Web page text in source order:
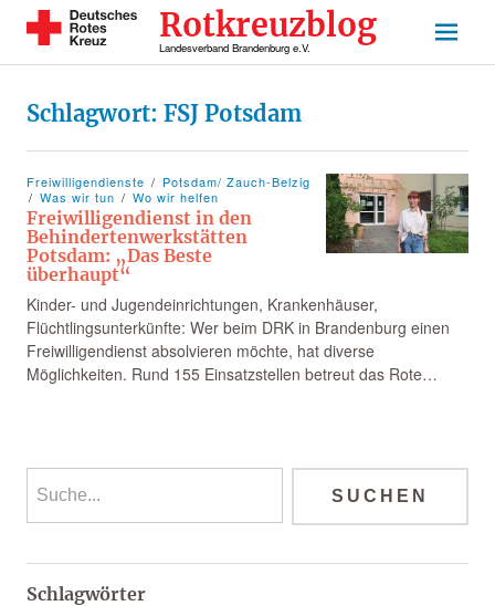
Rotkreuzblog
Landesverband Brandenburg e.V.
Schlagwort: FSJ Potsdam
Freiwilligendienste
Potsdam/ Zauch-Belzig
Was wir tun
Wo wir helfen
Freiwilligendienst in den
Behindertenwerkstätten
Potsdam: „Das Beste
überhaupt“
Kinder- und Jugendeinrichtungen, Krankenhäuser,
Flüchtlingsunterkünfte: Wer beim DRK in Brandenburg einen
Freiwilligendienst absolvieren möchte, hat diverse
Möglichkeiten. Rund 155 Einsatzstellen betreut das Rote…
Schlagwörter